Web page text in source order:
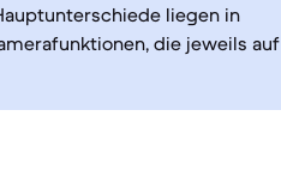
liegen in
die jeweils auf